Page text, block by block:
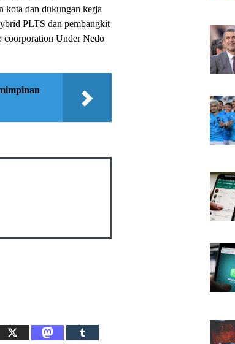
kota dan dukungan kerja
PLTS dan pembangkit
coorporation Under Nedo